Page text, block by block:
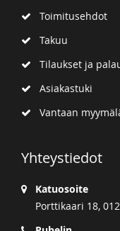
Toimitusehdot
Takuu
Tilaukset ja
Asiakastuki
Vantaan
Yhteystiedot
Katuosoite
Porttikaari 18,